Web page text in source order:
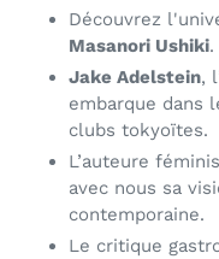
Découvrez
Masanori Ushiki.
Jake Adelstein,
embarque dans
clubs tokyoïtes.
L’auteure
avec nous sa
contemporaine.
Le critique